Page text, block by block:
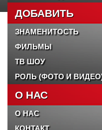
ДОБАВИТЬ
ЗНАМЕНИТОСТЬ
ФИЛЬМЫ
ТВ ШОУ
РОЛЬ (ФОТО И
О НАС
О НАС
КОНТАКТ